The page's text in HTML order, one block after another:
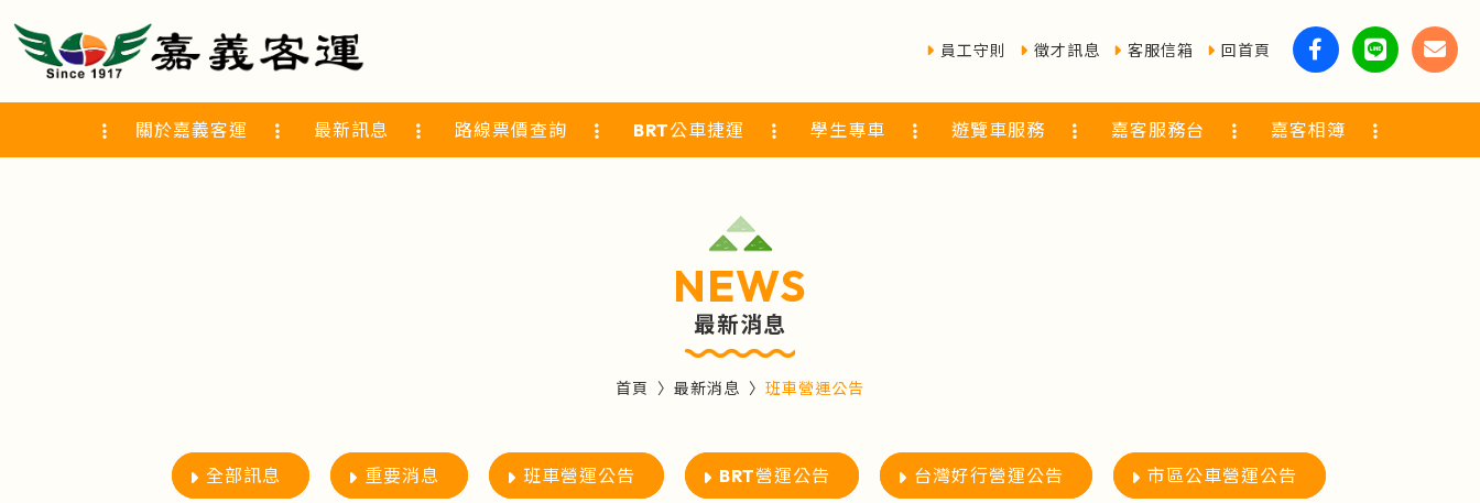
員工守則 徵才訊息 客服信箱 回首頁
關於嘉義客運 最新訊息 路線票價查詢 BRT公車捷運 學生專車 遊覽車服務 嘉客服務台 嘉客相簿
NEWS
最新消息
首頁 最新消息 班車營運公告
全部訊息 重要消息 班車營運公告 BRT營運公告 台灣好行營運公告 市區公車營運公告